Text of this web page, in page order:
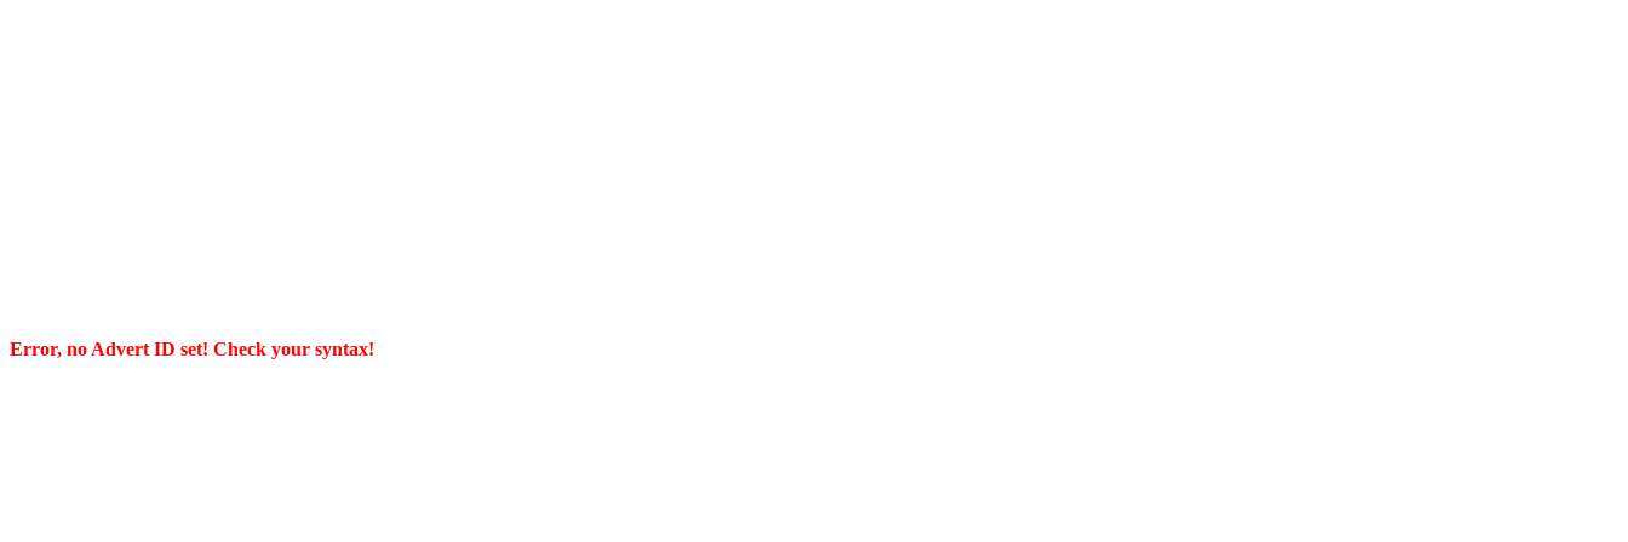
Error, no Advert ID set! Check your syntax!